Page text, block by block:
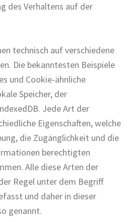
des Verhaltens auf der
technisch auf verschiedene
Die bekanntesten Beispiele
und Cookie-ähnliche
Speicher, der
Jede Art der
Eigenschaften, welche
die Zugänglichkeit und die
berechtigten
Alle diese Arten der
Regel unter dem Begriff
und daher in dieser
genannt.